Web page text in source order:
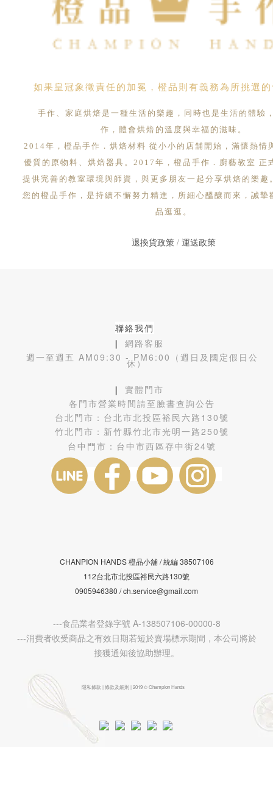
如果皇冠象徵責任的加冕，橙品則有義務為所挑選
手作、家庭烘焙是一種生活的樂趣，同時也是生活的體驗
作，體會烘焙的溫度與幸福的滋味。
2014年，橙品手作．烘焙材料 從小小的店舖開始，滿懷熱情
優質的原物料、烘焙器具。2017年，橙品手作．廚藝教室 正
提供完善的教室環境與師資，與更多朋友一起分享烘焙的樂趣
您的橙品手作，是持續不懈努力精進，所細心醞釀而來，誠摯
品逛逛。
退換貨政策/ 運送政策
聯絡我們
❙ 網路客服
週一至週五 AM09:30 - PM6:00（週日及國定假日公
休）
❙ 實體門市
各門市營業時間請至臉書查詢公告
台北門市： 台北市北投區裕民六路130號
竹北門市： 新竹縣竹北市光明一路250號
台中門市： 台中市西區存中街24號
CHANPION HANDS 橙品小舖 /統編38507106
112台北市北投區裕民六路130號
0905946380 / ch.service@gmail.com
---食品業者登錄字號 A-138507106-00000-8
---消費者收受商品之有效日期若短於賣場標示期間，本公司將於
接獲通知後協助辦理。
隱私條款 | 條款及細則 | 2019 © Champion Hands